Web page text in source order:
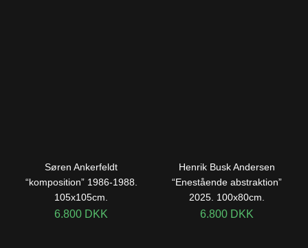
Søren Ankerfeldt
“komposition” 1986-1988.
105x105cm.
6.800 DKK
Henrik Busk Andersen
“Enestående abstraktion”
2025. 100x80cm.
6.800 DKK